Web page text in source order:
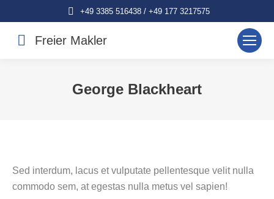
+49 3385 516438 / +49 177 3217575
Freier Makler
George Blackheart
Sed interdum, lacus et vulputate pellentesque velit nulla
commodo sem, at egestas nulla metus vel sapien!